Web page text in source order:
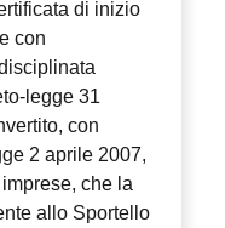
di inizio
con
legge 31
con
2 aprile 2007,
che la
allo Sportello